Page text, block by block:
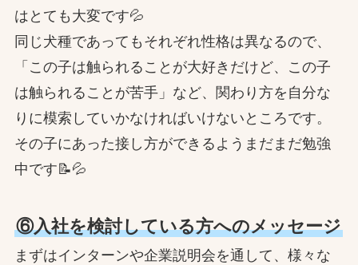
はとても大変です💦
同じ犬種であってもそれぞれ性格は異なるので、
「この子は触られることが大好きだけど、この子
は触られることが苦手」など、関わり方を自分な
りに模索していかなければいけないところです。
その子にあった接し方ができるようまだまだ勉強
中です📝💦
⑥入社を検討している方へのメッセージ
まずはインターンや企業説明会を通して、様々な